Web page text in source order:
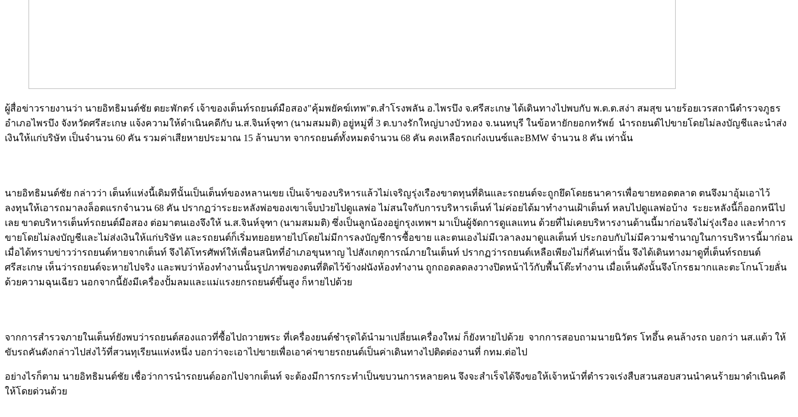
ผู้สื่อข่าวรายงานว่า นายอิทธิมนต์ชัย ตยะพักตร์ เจ้าของเต็นท์รถยนต์มือสอง"คุ้มพยัคฆ์เทพ"ต.สำโรงพลัน อ.ไพรบึง จ.ศรีสะเกษ ได้เดินทางไปพบกับ พ.ต.ต.สง่า สมสุข นายร้อยเวรสถานีตำรวจภูธร
อำเภอไพรบึง จังหวัดศรีสะเกษ แจ้งความให้ดำเนินคดีกับ น.ส.จินห์จุฑา (นามสมมติ) อยู่หมู่ที่ 3 ต.บางรักใหญ่บางบัวทอง จ.นนทบุรี ในข้อหายักยอกทรัพย์ นำรถยนต์ไปขายโดยไม่ลงบัญชีและนำส่ง
เงินให้แก่บริษัท เป็นจำนวน 60 คัน รวมค่าเสียหายประมาณ 15 ล้านบาท จากรถยนต์ทั้งหมดจำนวน 68 คัน คงเหลือรถเก๋งเบนซ์และBMW จำนวน 8 คัน เท่านั้น
นายอิทธิมนต์ชัย กล่าวว่า เต็นท์แห่งนี้เดิมทีนั้นเป็นเต็นท์ของหลานเขย เป็นเจ้าของบริหารแล้วไม่เจริญรุ่งเรืองขาดทุนที่ดินและรถยนต์จะถูกยึดโดยธนาคารเพื่อขายทอดตลาด ตนจึงมาอุ้มเอาไว้
ลงทุนให้เอารถมาลงล็อตแรกจำนวน 68 คัน ปรากฏว่าระยะหลังพ่อของเขาเจ็บป่วยไปดูแลพ่อ ไม่สนใจกับการบริหารเต็นท์ ไม่ค่อยได้มาทำงานเฝ้าเต็นท์ หลบไปดูแลพ่อบ้าง ระยะหลังนี้ก็ออกหนีไป
เลย ขาดบริหารเต็นท์รถยนต์มือสอง ต่อมาตนเองจึงให้ น.ส.จินห์จุฑา (นามสมมติ) ซึ่งเป็นลูกน้องอยู่กรุงเทพฯ มาเป็นผู้จัดการดูแลแทน ด้วยที่ไม่เคยบริหารงานด้านนี้มาก่อนจึงไม่รุ่งเรือง และทำการ
ขายโดยไม่ลงบัญชีและไม่ส่งเงินให้แก่บริษัท และรถยนต์ก็เริ่มทยอยหายไปโดยไม่มีการลงบัญชีการซื้อขาย และตนเองไม่มีเวลาลงมาดูแลเต็นท์ ประกอบกับไม่มีความชำนาญในการบริหารนี้มาก่อน
เมื่อได้ทราบข่าวว่ารถยนต์หายจากเต็นท์ จึงได้โทรศัพท์ให้เพื่อนสนิทที่อำเภอขุนหาญ ไปสังเกตุการณ์ภายในเต็นท์ ปรากฏว่ารถยนต์เหลือเพียงไม่กี่คันเท่านั้น จึงได้เดินทางมาดูที่เต็นท์รถยนต์
ศรีสะเกษ เห็นว่ารถยนต์จะหายไปจริง และพบว่าห้องทำงานนั้นรูปภาพของตนที่ติดไว้ข้างฝนังห้องทำงาน ถูกถอดลดลงวางปิดหน้าไว้กับพื้นโต๊ะทำงาน เมื่อเห็นดังนั้นจึงโกรธมากและตะโกนโวยลั่น
ด้วยความฉุนเฉียว นอกจากนี้ยังมีเครื่องปั้มลมและแม่แรงยกรถยนต์ขึ้นสูง ก็หายไปด้วย
จากการสำรวจภายในเต็นท์ยังพบว่ารถยนต์สองแถวที่ซื้อไปถวายพระ ที่เครื่องยนต์ชำรุดได้นำมาเปลี่ยนเครื่องใหม่ ก็ยังหายไปด้วย จากการสอบถามนายนิวัตร โทอึ้น คนล้างรถ บอกว่า นส.แต้ว ให้
ขับรถคันดังกล่าวไปส่งไว้ที่สวนทุเรียนแห่งหนึ่ง บอกว่าจะเอาไปขายเพื่อเอาค่าขายรถยนต์เป็นค่าเดินทางไปติดต่องานที่ กทม.ต่อไป
อย่างไรก็ตาม นายอิทธิมนต์ชัย เชื่อว่าการนำรถยนต์ออกไปจากเต็นท์ จะต้องมีการกระทำเป็นขบวนการหลายคน จึงจะสำเร็จได้จึงขอให้เจ้าหน้าที่ตำรวจเร่งสืบสวนสอบสวนนำคนร้ายมาดำเนินคดี
ให้โดยด่วนด้วย